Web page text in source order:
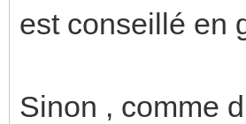
est conseillé en
Sinon , comme